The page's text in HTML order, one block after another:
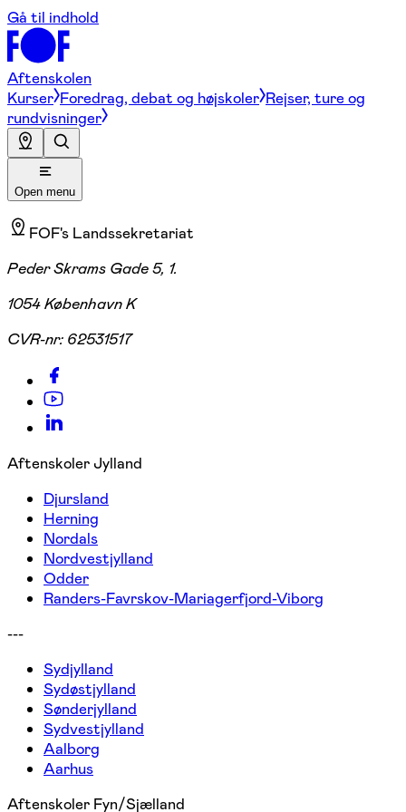
Gå til indhold
Aftenskolen
Kurser Foredrag, debat og højskoler Rejser, ture og
rundvisninger
Open menu
FOF's Landssekretariat
Peder Skrams Gade 5, 1.
1054 København K
CVR-nr: 62531517
Aftenskoler Jylland
Djursland
Herning
Nordals
Nordvestjylland
Odder
Randers-Favrskov-Mariagerfjord-Viborg
---
Sydjylland
Sydøstjylland
Sønderjylland
Sydvestjylland
Aalborg
Aarhus
Aftenskoler Fyn/Sjælland